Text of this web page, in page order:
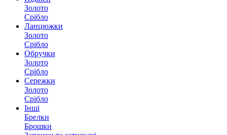
Золото
Срібло
Ланцюжки
Золото
Срібло
Обручки
Золото
Срібло
Сережки
Золото
Срібло
Інші
Брелки
Брошки